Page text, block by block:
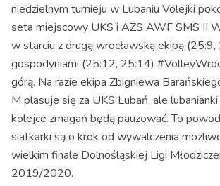
niedzielnym turnieju w Lubaniu Volejki
seta miejscowy UKS i AZS AWF SMS II
w starciu z drugą wrocławską ekipą
gospodyniami (25:12, 25:14)
górą. Na razie ekipa Zbigniewa
M plasuje się za UKS Lubań, ale
kolejce zmagań będą pauzować. To
siatkarki są o krok od wywalczenia
wielkim finale Dolnośląskiej Ligi
2019/2020.